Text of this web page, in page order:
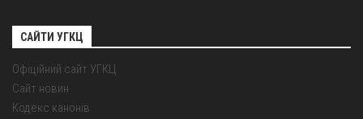
САЙТИ УГКЦ
Офіційний сайт УГКЦ
Сайт новин
Кодекс канонів